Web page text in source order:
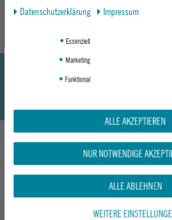
DAS KÖNNTE DIR
-30%
Daten­schutz­erklärung
Impressum
Essenziell
Marketing
Funktional
ALLE AKZEPTIEREN
NUR NOTWENDIGE
ALLE ABLEHNEN
WEITERE